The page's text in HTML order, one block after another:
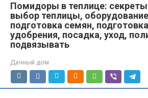
Помидоры в теплице:
выбор теплицы,
подготовка семян,
удобрения, посадка, уход,
подвязывать
Дачный дом